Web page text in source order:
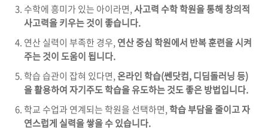
수학에 흥미가 있는 아이라면,사고력 수학 학원을 통해 창의적
사고력을 키우는 것이 좋습니다.
연산 실력이 부족한 경우, 연산 중심 학원에서 반복 훈련을 시켜
주는 것이 도움이 됩니다.
학습 습관이 잡혀 있다면,온라인 학습(쎈닷컴, 디딤돌러닝 등)
을 활용하여 자기주도 학습을 유도하는 것도 좋은 방법입니다.
학교 수업과 연계되는 학원을 선택하면,학습 부담을 줄이고 자
연스럽게 실력을 쌓을 수 있습니다.